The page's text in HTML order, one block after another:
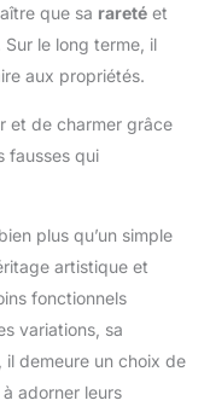
que sa rareté et
le long terme, il
aux propriétés.
et de charmer grâce
fausses qui
plus qu’un simple
artistique et
fonctionnels
variations, sa
demeure un choix de
adorner leurs